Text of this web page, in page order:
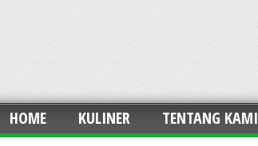
HOME KULINER TENTANG KAMI